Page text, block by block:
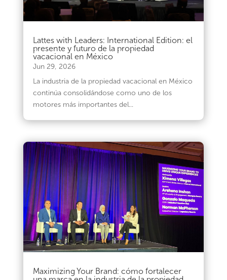
Lattes with Leaders: International Edition: el
presente y futuro de la propiedad
vacacional en México
Jun 29, 2026
La industria de la propiedad vacacional en México
continúa consolidándose como uno de los
motores más importantes del...
Maximizing Your Brand: cómo fortalecer